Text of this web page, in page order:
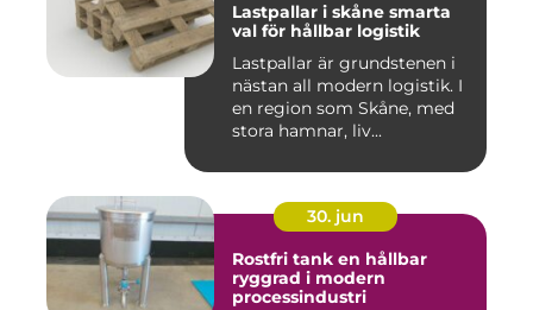
Lastpallar i skåne smarta
val för hållbar logistik
Lastpallar är grundstenen i
nästan all modern logistik. I
en region som Skåne, med
stora hamnar, liv...
30. jun
Rostfri tank en hållbar
ryggrad i modern
processindustri